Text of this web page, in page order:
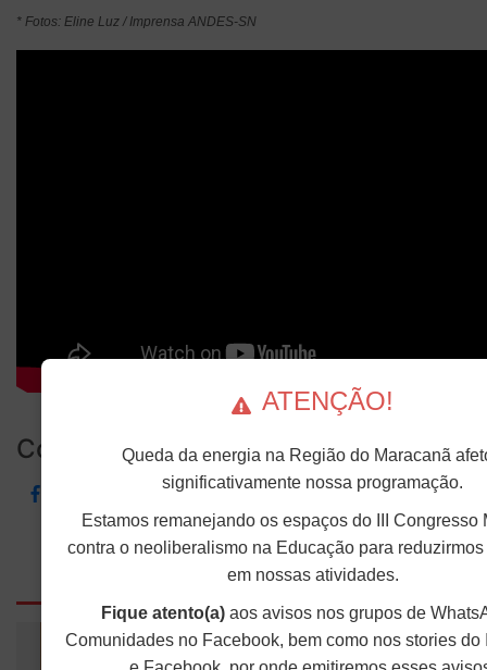
* Fotos: Eline Luz / Imprensa ANDES-SN
Compartilhe...
Outras Notícias
ATENÇÃO!
Queda da energia na Região do Maracanã
significativamente nossa programação.
Estamos remanejando os espaços do III Congresso
contra o neoliberalismo na Educação para
em nossas atividades.
Fique atento(a)aos avisos nos grupos de
Comunidades no Facebook, bem como nos stories do